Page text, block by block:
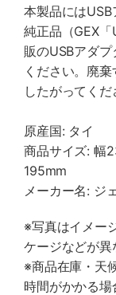
本製品には
純正品（GEX
販のUSBアダ
ください。廃
したがってくだ
原産国: タイ
商品サイズ: 幅
195mm
メーカー名: ジ
※写真はイメー
ケージなどが異
※商品在庫・天
時間がかかる場